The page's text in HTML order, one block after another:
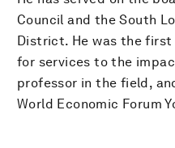
Council and the South
District. He was the first
for services to the
professor in the field,
World Economic Forum